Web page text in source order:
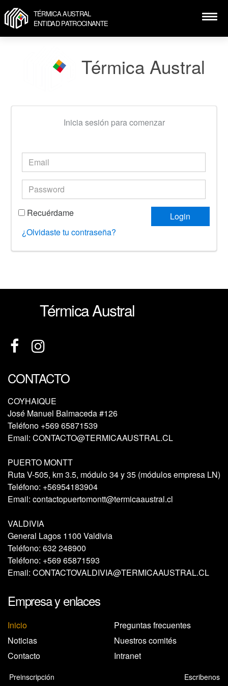
TÉRMICA AUSTRAL
ENTIDAD PATROCINANTE
Térmica Austral
Inicia sesión para comenzar
Recuérdame
Login
¿Olvidaste tu contraseña?
Térmica Austral
CONTACTO
COYHAIQUE
José Manuel Balmaceda #126
Teléfono +569 65871539
Email: CONTACTO@TERMICAAUSTRAL.CL
PUERTO MONTT
Ruta V-505, km 3.5, módulo 34 y 35 (módulos empresa LN)
Teléfono: +56954183904
Email: contactopuertomontt@termicaaustral.cl
VALDIVIA
General Lagos 1100 Valdivia
Teléfono: 632 248900
Teléfono: +569 65871593
Email: CONTACTOVALDIVIA@TERMICAAUSTRAL.CL
Empresa y enlaces
Inicio
Preguntas frecuentes
Noticias
Nuestros comités
Contacto
Intranet